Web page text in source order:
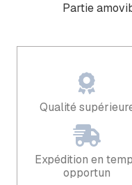
Partie
Qualité
Expédition en
opportun